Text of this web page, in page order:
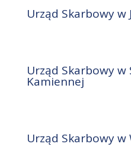
Urząd Skarbowy w
Urząd Skarbowy w
Kamiennej
Urząd Skarbowy w